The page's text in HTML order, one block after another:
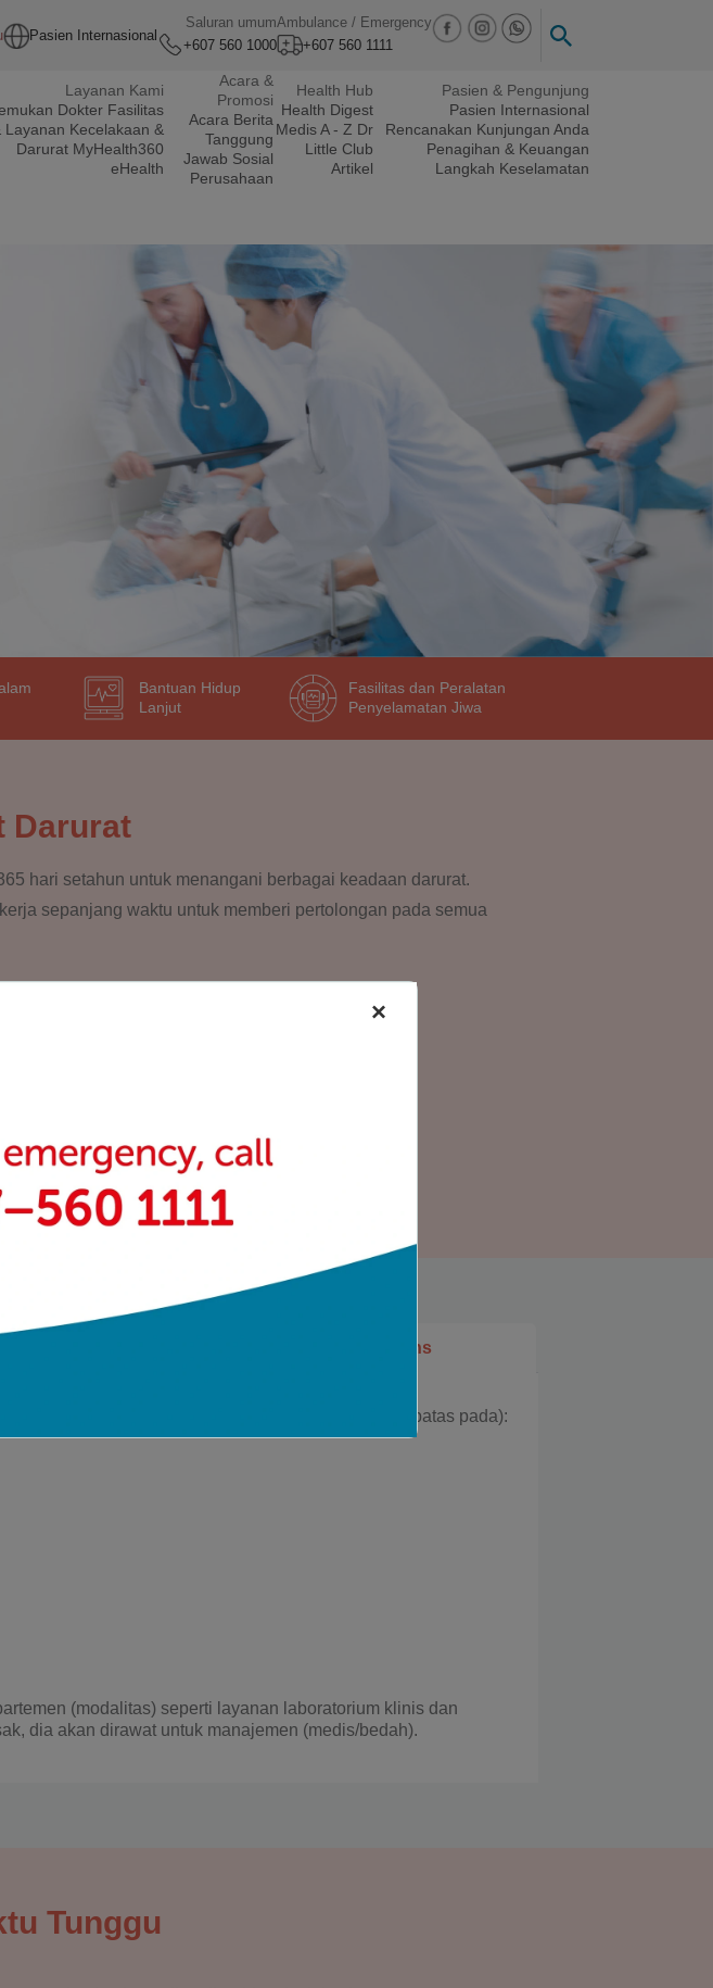
Pasien Internasional
Saluran umum
+607 560 1000
Ambulance / Emergency
+607 560 1111
Layanan Kami
Dokter Fasilitas
Layanan Kecelakaan &
Darurat MyHealth360
eHealth
Acara &
Promosi
Acara Berita
Tanggung
Jawab Sosial
Perusahaan
Health Hub
Health Digest
Medis A - Z Dr
Little Club
Artikel
Pasien & Pengunjung
Pasien Internasional
Rencanakan Kunjungan Anda
Penagihan & Keuangan
Langkah Keselamatan
Bantuan Hidup
Lanjut
Fasilitas dan Peralatan
Penyelamatan Jiwa
Darurat
hari setahun untuk menangani berbagai keadaan darurat.
sepanjang waktu untuk memberi pertolongan pada semua
Suite)
Darurat Layanan Ambulans
yang mengancam jiwa, termasuk (namun tidak terbatas pada):
(modalitas) seperti layanan laboratorium klinis dan
dia akan dirawat untuk manajemen (medis/bedah).
Tunggu
×